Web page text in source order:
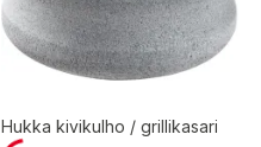
Hukka kivikulho / grillikasari